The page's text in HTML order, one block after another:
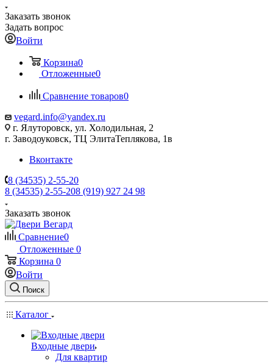
Заказать звонок
Задать вопрос
Войти
Корзина0
Отложенные0
Сравнение товаров0
vegard.info@yandex.ru
г. Ялуторовск, ул. Холодильная, 2
г. Заводоуковск, ​ТЦ Элита​Теплякова, 1в
Вконтакте
8 (34535) 2-55-20
8 (34535) 2-55-208 (919) 927 24 98
Заказать звонок
Сравнение0
Отложенные 0
Корзина 0
Войти
Поиск
Каталог
Входные двери
Для квартир